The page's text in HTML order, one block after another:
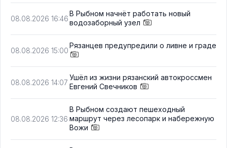
08.08.2026 16:46
В Рыбном начнёт работать новый
водозаборный узел
08.08.2026 15:00
Рязанцев предупредили о ливне и граде
08.08.2026 14:07
Ушёл из жизни рязанский автокроссмен
Евгений Свечников
08.08.2026 12:36
В Рыбном создают пешеходный
маршрут через лесопарк и набережную
Вожи